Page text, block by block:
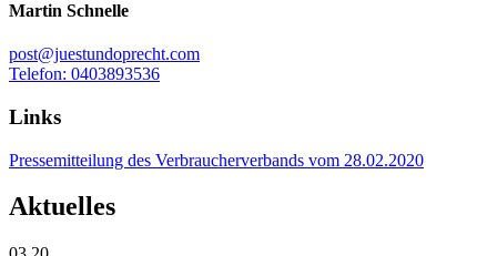
Martin Schnelle
post@juestundoprecht.com
Telefon: 0403893536
Links
Pressemitteilung des Verbraucherverbands vom 28.02.2020
Aktuelles